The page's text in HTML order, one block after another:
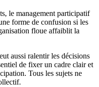
le management participatif
forme de confusion si les
floue affaiblit la
aussi ralentir les décisions
de fixer un cadre clair et
Tous les sujets ne